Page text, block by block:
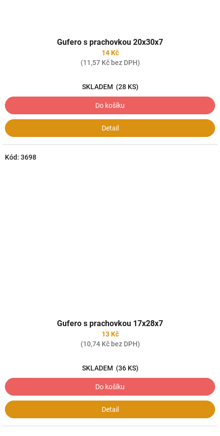
Gufero s prachovkou 20x30x7
14 Kč
(11,57 Kč bez DPH)
SKLADEM (28 KS)
Do košíku
Detail
Gufero s prachovkou 17x28x7
13 Kč
(10,74 Kč bez DPH)
SKLADEM (36 KS)
Do košíku
Detail
Kód: 3698